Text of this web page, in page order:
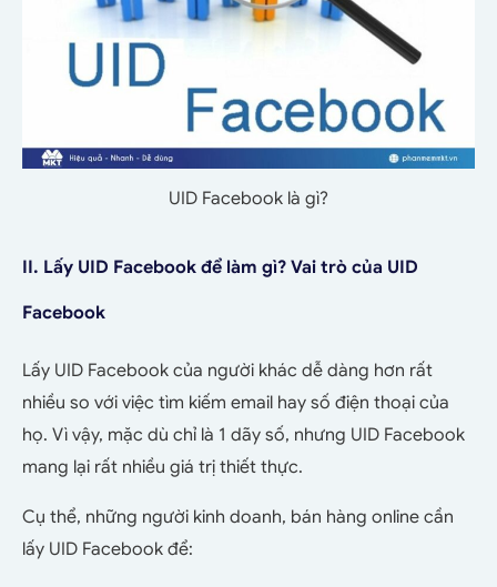
UID Facebook là gì?
II. Lấy UID Facebook để làm gì? Vai trò của UID
Facebook
Lấy UID Facebook của người khác dễ dàng hơn rất
nhiều so với việc tìm kiếm email hay số điện thoại của
họ. Vì vậy, mặc dù chỉ là 1 dãy số, nhưng UID Facebook
mang lại rất nhiều giá trị thiết thực.
Cụ thể, những người kinh doanh, bán hàng online cần
lấy UID Facebook để: